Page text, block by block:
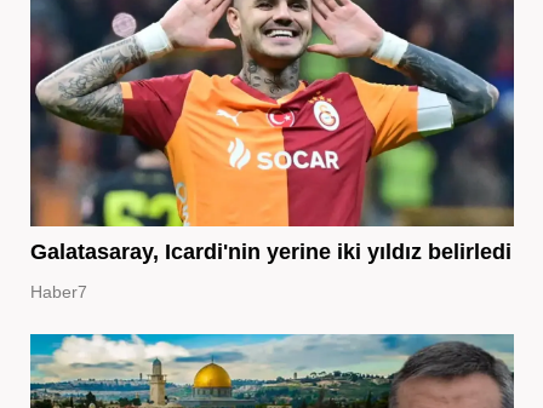
Galatasaray, Icardi'nin yerine iki yıldız belirledi
Haber7